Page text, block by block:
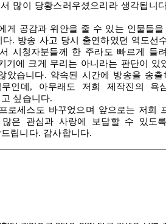
많이 당황스러우셨으리라 생각됩니
게 공감과 위안을 줄 수 있는 인물들
다. 방송 사고 당시 출연하였던 역도선
시청자분들께 한 주라도 빠르게 들
기에 크게 무리는 아니라는 판단이 있
았습니다. 약속된 시간에 방송을 송
인데 , 아무래도 저희 제작진의 욕
싶습니다.
로세스도 바꾸었으며 앞으로는 저희
많은 관심과 사랑에 보답할 수 있도
립니다. 감사합니다.